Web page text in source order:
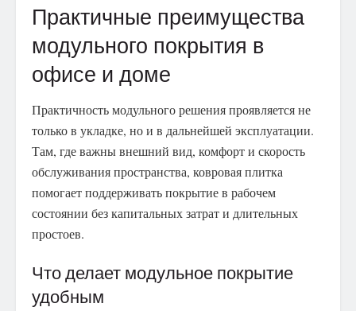
Практичные преимущества
модульного покрытия в
офисе и доме
Практичность модульного решения проявляется не
только в укладке, но и в дальнейшей эксплуатации.
Там, где важны внешний вид, комфорт и скорость
обслуживания пространства, ковровая плитка
помогает поддерживать покрытие в рабочем
состоянии без капитальных затрат и длительных
простоев.
Что делает модульное покрытие
удобным